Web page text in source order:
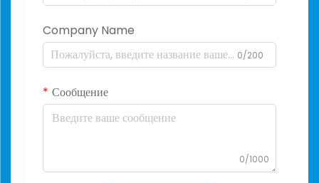
Company Name
0/200
Сообщение
0/1000